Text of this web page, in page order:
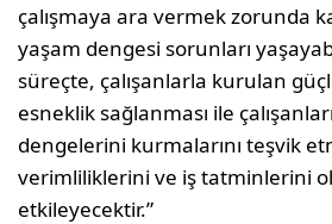
çalışmaya ara vermek zorunda
yaşam dengesi sorunları
süreçte, çalışanlarla kurulan
esneklik sağlanması ile
dengelerini kurmalarını teşvik
verimliliklerini ve iş tatminlerini
etkileyecektir.”